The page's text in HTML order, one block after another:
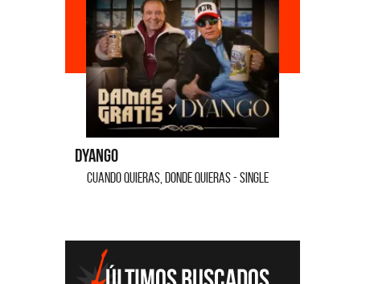
Dyango
CUANDO QUIERAS, DONDE QUIERAS - SINGLE